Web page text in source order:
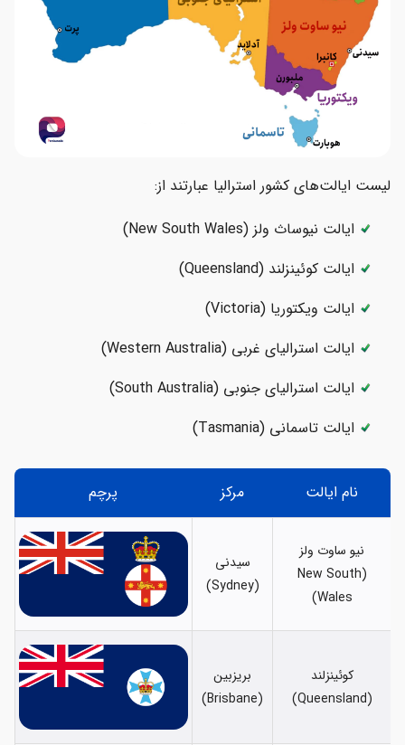
لیست ایالت‌‌های کشور استرالیا عبارتند از:
ایالت نیوساث ولز (New South Wales)
ایالت کوئینزلند (Queensland)
ایالت ویکتوریا (Victoria)
ایالت استرالیای غربی (Western Australia)
ایالت استرالیای جنوبی (South Australia)
ایالت تاسمانی (Tasmania)
نام ایالت مرکز پرچم
نیو ساوت ولز
(New South
Wales)
سیدنی
(Sydney)
کوئینزلند
(Queensland)
بریزبین
(Brisbane)